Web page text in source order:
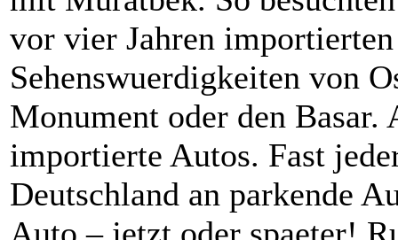
vor vier Jahren
Sehenswuerdigkeiten von
Monument oder den Basar.
importierte Autos. Fast
Deutschland an parkende